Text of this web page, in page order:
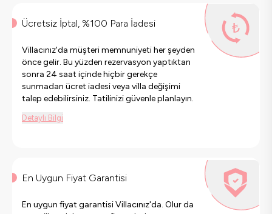
Ücretsiz İptal, %100 Para İadesi
Villacınız'da müşteri memnuniyeti her şeyden
önce gelir. Bu yüzden rezervasyon yaptıktan
sonra 24 saat içinde hiçbir gerekçe
sunmadan ücret iadesi veya villa değişimi
talep edebilirsiniz. Tatilinizi güvenle planlayın.
Detaylı Bilgi
En Uygun Fiyat Garantisi
En uygun fiyat garantisi Villacınız'da. Olur da